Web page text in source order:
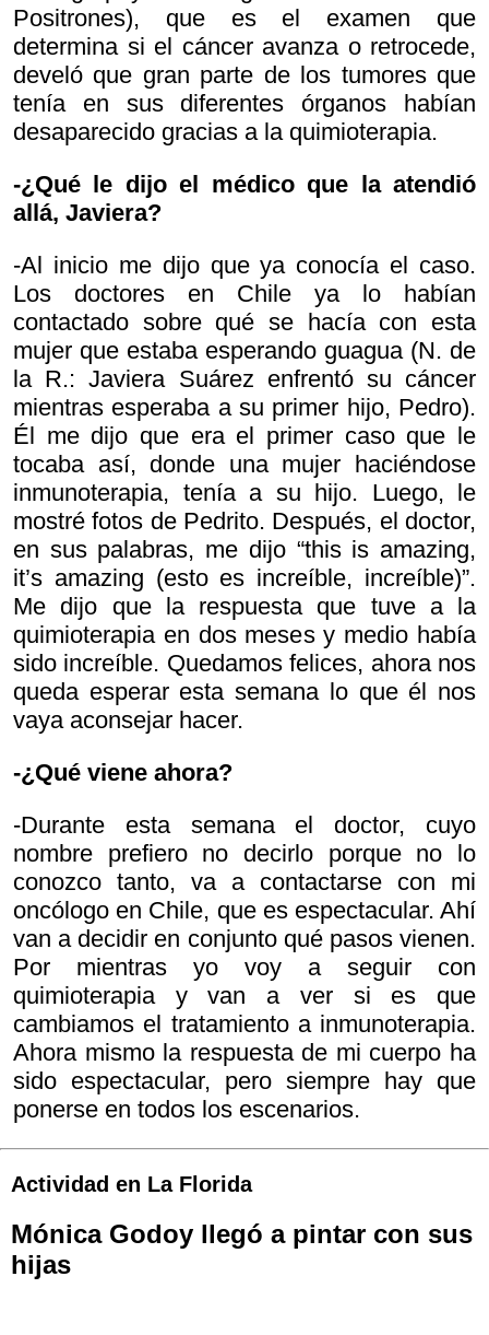
Positrones), que es el examen que
determina si el cáncer avanza o retrocede,
develó que gran parte de los tumores que
tenía en sus diferentes órganos habían
desaparecido gracias a la quimioterapia.
-¿Qué le dijo el médico que la atendió
allá, Javiera?
-Al inicio me dijo que ya conocía el caso.
Los doctores en Chile ya lo habían
contactado sobre qué se hacía con esta
mujer que estaba esperando guagua (N. de
la R.: Javiera Suárez enfrentó su cáncer
mientras esperaba a su primer hijo, Pedro).
Él me dijo que era el primer caso que le
tocaba así, donde una mujer haciéndose
inmunoterapia, tenía a su hijo. Luego, le
mostré fotos de Pedrito. Después, el doctor,
en sus palabras, me dijo “this is amazing,
it’s amazing (esto es increíble, increíble)”.
Me dijo que la respuesta que tuve a la
quimioterapia en dos meses y medio había
sido increíble. Quedamos felices, ahora nos
queda esperar esta semana lo que él nos
vaya aconsejar hacer.
-¿Qué viene ahora?
-Durante esta semana el doctor, cuyo
nombre prefiero no decirlo porque no lo
conozco tanto, va a contactarse con mi
oncólogo en Chile, que es espectacular. Ahí
van a decidir en conjunto qué pasos vienen.
Por mientras yo voy a seguir con
quimioterapia y van a ver si es que
cambiamos el tratamiento a inmunoterapia.
Ahora mismo la respuesta de mi cuerpo ha
sido espectacular, pero siempre hay que
ponerse en todos los escenarios.
Actividad en La Florida
Mónica Godoy llegó a pintar con sus
hijas